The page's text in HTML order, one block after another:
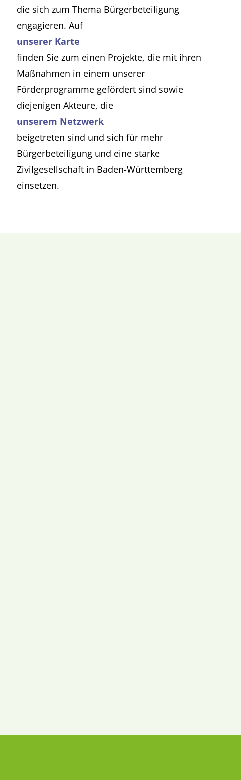
die sich zum Thema Bürgerbeteiligung
engagieren. Auf
unserer Karte
finden Sie zum einen Projekte, die mit ihren
Maßnahmen in einem unserer
Förderprogramme gefördert sind sowie
diejenigen Akteure, die
unserem Netzwerk
beigetreten sind und sich für mehr
Bürgerbeteiligung und eine starke
Zivilgesellschaft in Baden-Württemberg
einsetzen.